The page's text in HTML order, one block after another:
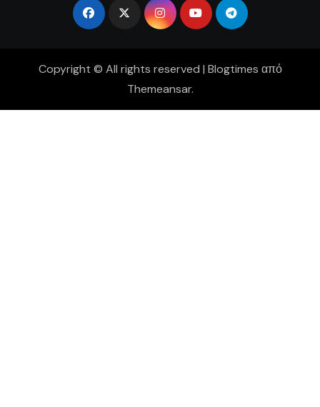
Copyright © All rights reserved | Blogtimes από
Themeansar.